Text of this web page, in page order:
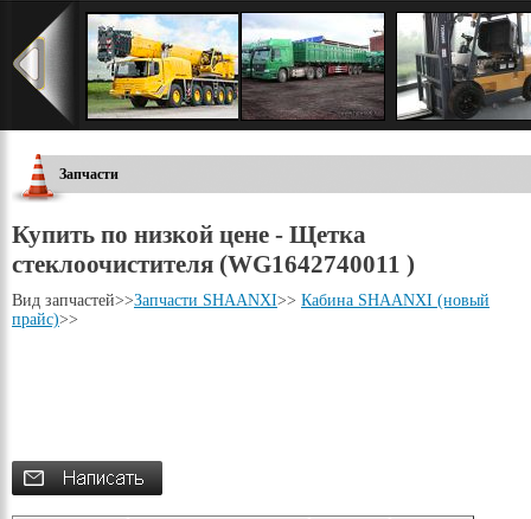
Запчасти
Купить по низкой цене - Щетка
стеклоочистителя (WG1642740011 )
Вид запчастей>>Запчасти SHAANXI>> Кабина SHAANXI (новый
прайс)>>